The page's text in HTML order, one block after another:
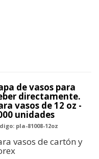
de vasos para
directamente.
vasos de 12 oz -
unidades
pla-81008-12oz
vasos de cartón y